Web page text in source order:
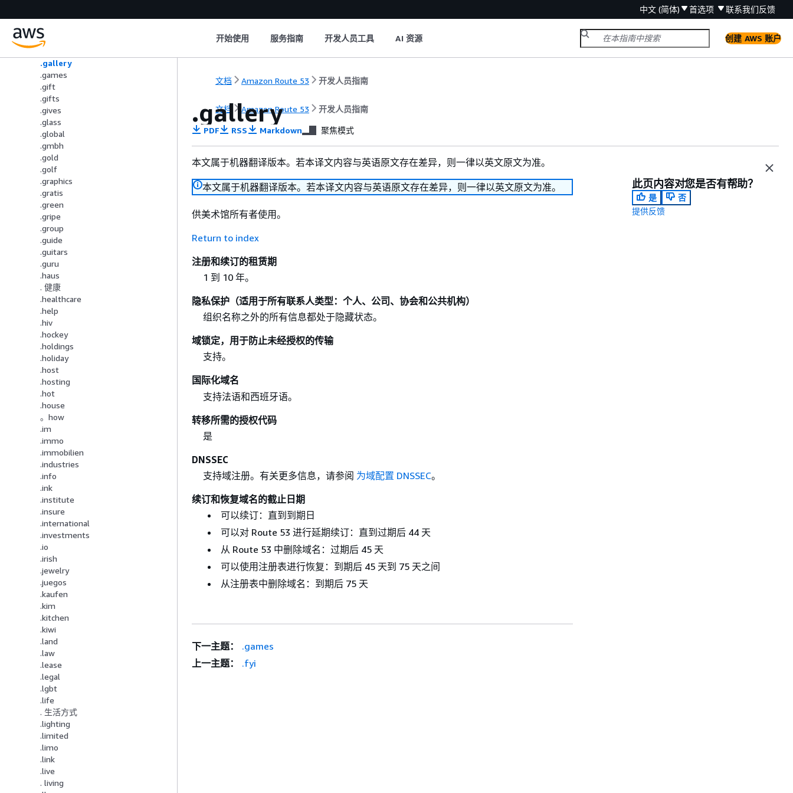
中文 (简体) 首选项 联系我们反馈
开始使用 服务指南 开发人员工具 AI 资源 创建 AWS 账户
.furniture
.futbol
.gallery
.games
.gift
.gifts
.gives
.glass
.global
.gmbh
.gold
.golf
.graphics
.gratis
.green
.gripe
.group
.guide
.guitars
.guru
.haus
. 健康
.healthcare
.help
.hiv
.hockey
.holdings
.holiday
.host
.hosting
.hot
.house
。how
.im
.immo
.immobilien
.industries
.info
.ink
.institute
.insure
.international
.investments
.io
.irish
.jewelry
.juegos
.kaufen
.kim
.kitchen
.kiwi
.land
.law
.lease
.legal
.lgbt
.life
. 生活方式
.lighting
.limited
.limo
.link
.live
. living
文档 Amazon Route 53 开发人员指南
文档 Amazon Route 53 开发人员指南
.gallery
PDF RSS Markdown 聚焦模式
本文属于机器翻译版本。若本译文内容与英语原文存在差异，则一律以英文原文为准。
本文属于机器翻译版本。若本译文内容与英语原文存在差异，则一律以英文原文为准。
供美术馆所有者使用。
Return to index
注册和续订的租赁期
1 到 10 年。
隐私保护（适用于所有联系人类型：个人、公司、协会和公共机构）
组织名称之外的所有信息都处于隐藏状态。
域锁定，用于防止未经授权的传输
支持。
国际化域名
支持法语和西班牙语。
转移所需的授权代码
是
DNSSEC
支持域注册。有关更多信息，请参阅 为域配置 DNSSEC。
续订和恢复域名的截止日期
可以续订：直到到期日
可以对 Route 53 进行延期续订：直到过期后 44 天
从 Route 53 中删除域名：过期后 45 天
可以使用注册表进行恢复：到期后 45 天到 75 天之间
从注册表中删除域名：到期后 75 天
此页内容对您是否有帮助？
是
否
提供反馈
下一主题：
.games
上一主题：
.fyi